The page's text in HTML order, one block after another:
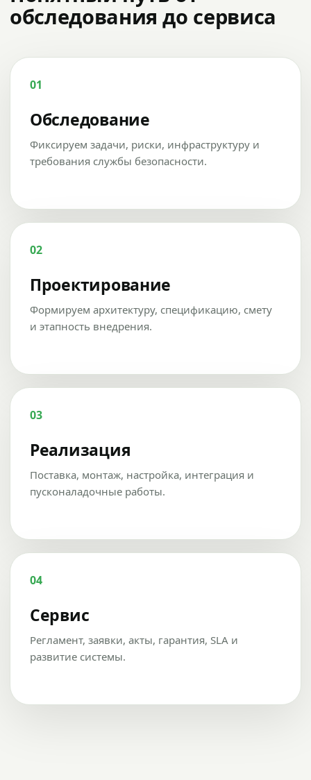
обследования до сервиса
01
Обследование
Фиксируем задачи, риски, инфраструктуру и
требования службы безопасности.
02
Проектирование
Формируем архитектуру, спецификацию, смету
и этапность внедрения.
03
Реализация
Поставка, монтаж, настройка, интеграция и
пусконаладочные работы.
04
Сервис
Регламент, заявки, акты, гарантия, SLA и
развитие системы.